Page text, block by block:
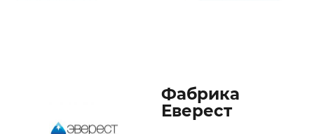
Фабрика
Еверест